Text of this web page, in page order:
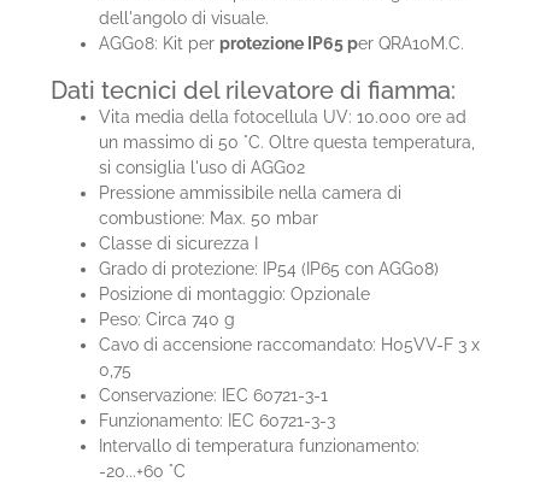
dell'angolo di visuale.
AGG08: Kit perprotezione IP65 per QRA10M.C.
Dati tecnici del rilevatore di fiamma:
Vita media della fotocellula UV: 10.000 ore ad
un massimo di 50 °C. Oltre questa temperatura,
si consiglia l'uso di AGG02
Pressione ammissibile nella camera di
combustione: Max. 50 mbar
Classe di sicurezza I
Grado di protezione: IP54 (IP65 con AGG08)
Posizione di montaggio: Opzionale
Peso: Circa 740 g
Cavo di accensione raccomandato: H05VV-F 3 x
0,75
Conservazione: IEC 60721-3-1
Funzionamento: IEC 60721-3-3
Intervallo di temperatura funzionamento:
-20...+60 °C